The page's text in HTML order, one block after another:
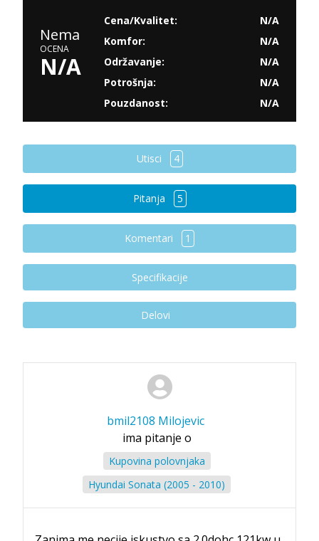
Nema
OCENA
N/A
Cena/Kvalitet:
N/A
Komfor:
N/A
Održavanje:
N/A
Potrošnja:
N/A
Pouzdanost:
N/A
Utisci 4
Pitanja 5
Komentari 1
Specifikacije
Delovi
bmil2108 Milojevic
ima pitanje o
Kupovina polovnjaka
Hyundai Sonata (2005 - 2010)